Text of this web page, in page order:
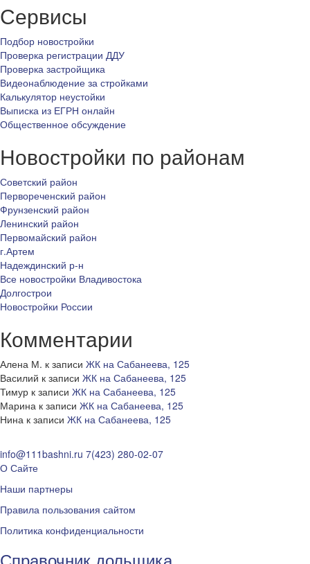
Сервисы
Подбор новостройки
Проверка регистрации ДДУ
Проверка застройщика
Видеонаблюдение за стройками
Калькулятор неустойки
Выписка из ЕГРН онлайн
Общественное обсуждение
Новостройки по районам
Советский район
Первореченский район
Фрунзенский район
Ленинский район
Первомайский район
г.Артем
Надеждинский р-н
Все новостройки Владивостока
Долгострои
Новостройки России
Комментарии
Алена М. к записи ЖК на Сабанеева, 125
Василий к записи ЖК на Сабанеева, 125
Тимур к записи ЖК на Сабанеева, 125
Марина к записи ЖК на Сабанеева, 125
Нина к записи ЖК на Сабанеева, 125
info@111bashni.ru 7(423) 280-02-07
О Сайте
Наши партнеры
Правила пользования сайтом
Политика конфиденциальности